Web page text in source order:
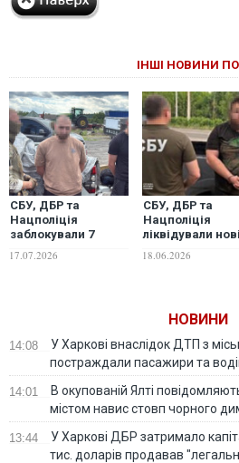
ІНШІ НОВИНИ ПО
СБУ, ДБР та
Нацполіція
заблокували 7
нелегального
17.07.2026
СБУ, ДБР та
Нацполіція
ліквідували нові
підпільний
18.06.2026
НОВИНИ
14:08
У Харкові внаслідок ДТП з
постраждали пасажири та
14:01
В окупованій Ялті
містом навис стовп чорного
13:44
У Харкові ДБР затримало
тис. доларів продавав